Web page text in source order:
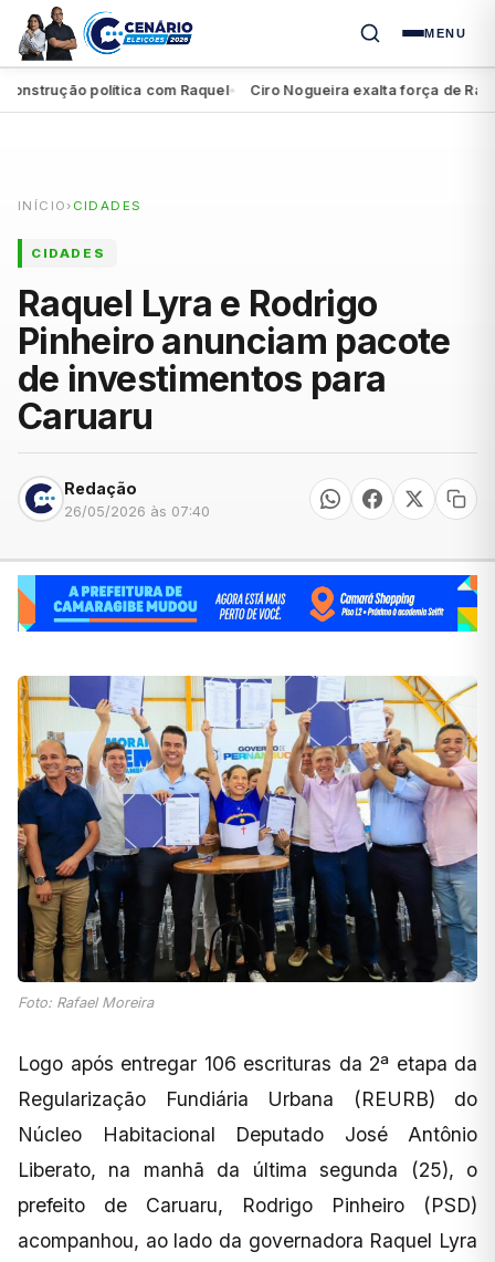
MENU
política com Raquel● Ciro Nogueira exalta força de Raquel
INÍCIO › CIDADES
CIDADES
Raquel Lyra e Rodrigo
Pinheiro anunciam pacote
de investimentos para
Caruaru
Redação
26/05/2026 às 07:40
Foto: Rafael Moreira
Logo após entregar 106 escrituras da 2ª etapa da
Regularização Fundiária Urbana (REURB) do
Núcleo Habitacional Deputado José Antônio
Liberato, na manhã da última segunda (25), o
prefeito de Caruaru, Rodrigo Pinheiro (PSD)
acompanhou, ao lado da governadora Raquel Lyra